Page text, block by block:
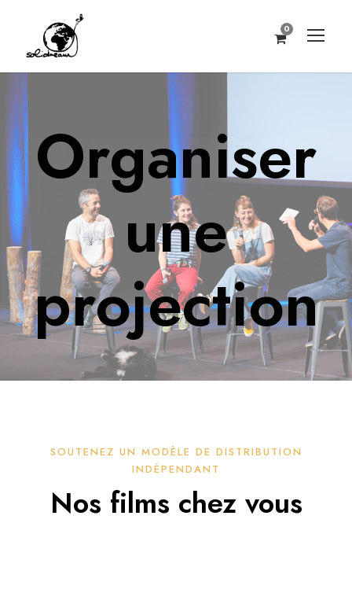
0
Organiser
une
projection
SOUTENEZ UN MODÈLE DE DISTRIBUTION
INDÉPENDANT
Nos films chez vous